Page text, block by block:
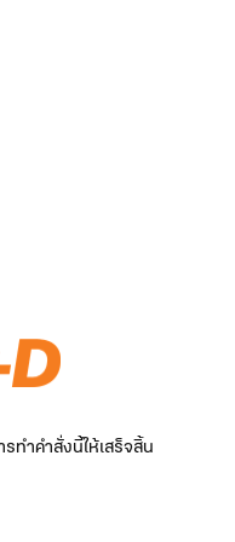
ทำคำสั่งนี้ให้เสร็จสิ้น